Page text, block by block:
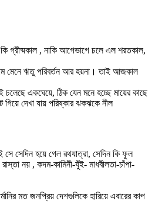
গ্রীষ্মকাল , নাকি আগেভাগে চলে এল শরতকাল,
মেনে ঋতু পরিবর্তন আর হয়না। তাই আজকাল
একঘেয়ে, ঠিক যেন মনে হচ্ছে মায়ের কাছে
দেখা যায় পরিষ্কার ঝকঝকে নীল
সেদিন হয়ে গেল রথযাত্রা, সেদিন কি ফুল
নয় , কদম-কামিনী-যুঁই- মাধবীলতা-চাঁপা-
মত জনপ্রিয় দেশগুলিকে হারিয়ে এবারের কাপ